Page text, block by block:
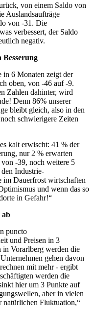
von einem Saldo von
Auslandsaufträge
von -31. Die
verbessert, der Saldo
negativ.
in 6 Monaten zeigt der
oben, von -46 auf -9.
Zahlen dahinter, wird
Denn 86% unserer
bleibt gleich, also in den
schwierigere Zeiten
kalt erwischt: 41 % der
nur 2 % erwarten
von -39, noch weitere 5
Industrie-
im Dauerfrost wirtschaften
und wenn das so
in Gefahr!“
ab
puncto
und Preisen in 3
Vorarlberg werden die
gehen davon
mit mehr - ergibt
werden die
hier um 3 Punkte auf
aber in vielen
natürlichen Fluktuation,“